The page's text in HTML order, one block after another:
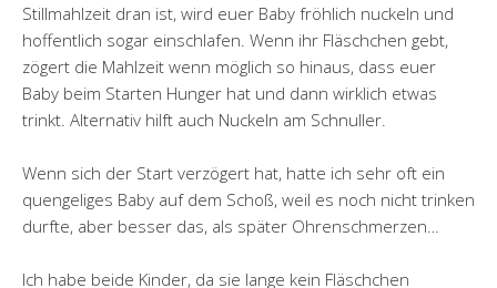
Stillmahlzeit dran ist, wird euer Baby fröhlich nuckeln und
hoffentlich sogar einschlafen. Wenn ihr Fläschchen gebt,
zögert die Mahlzeit wenn möglich so hinaus, dass euer
Baby beim Starten Hunger hat und dann wirklich etwas
trinkt. Alternativ hilft auch Nuckeln am Schnuller.
Wenn sich der Start verzögert hat, hatte ich sehr oft ein
quengeliges Baby auf dem Schoß, weil es noch nicht trinken
durfte, aber besser das, als später Ohrenschmerzen…
Ich habe beide Kinder, da sie lange kein Fläschchen